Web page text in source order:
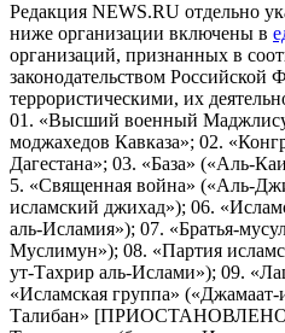
Редакция NEWS.RU отдельно
ниже организации включены в
организаций, признанных в
законодательством Российской
террористическими, их
01. «Высший военный
моджахедов Кавказа»; 02.
Дагестана»; 03. «База» («Аль-
5. «Священная война» («Аль-
исламский джихад»); 06.
аль-Исламия»); 07. «Братья-
Муслимун»); 08. «Партия
ут-Тахрир аль-Ислами»); 09.
«Исламская группа»
Талибан» [ПРИОСТАНОВЛЕНО];